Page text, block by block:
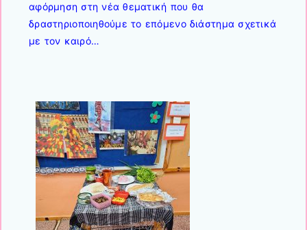
αφόρμηση στη νέα θεματική που θα
δραστηριοποιηθούμε το επόμενο διάστημα σχετικά
με τον καιρό…